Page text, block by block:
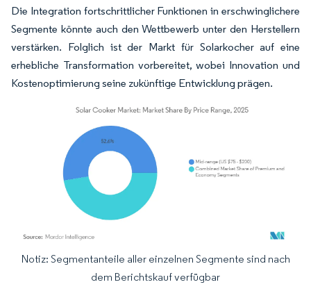
Die Integration fortschrittlicher Funktionen in erschwinglichere
Segmente könnte auch den Wettbewerb unter den Herstellern
verstärken. Folglich ist der Markt für Solarkocher auf eine
erhebliche Transformation vorbereitet, wobei Innovation und
Kostenoptimierung seine zukünftige Entwicklung prägen.
Bild © Mordor Intelligence. Wiederverwendung erfordert Namensnennung
Notiz: Segmentanteile aller einzelnen Segmente sind nach
dem Berichtskauf verfügbar